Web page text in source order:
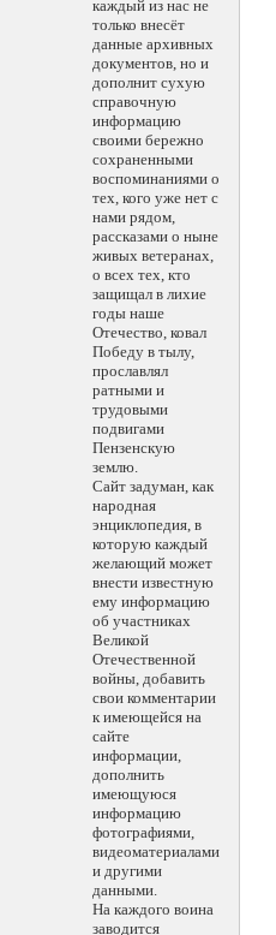
каждый из нас не
только внесёт
данные архивных
документов, но и
дополнит сухую
справочную
информацию
своими бережно
сохраненными
воспоминаниями о
тех, кого уже нет с
нами рядом,
рассказами о ныне
живых ветеранах,
о всех тех, кто
защищал в лихие
годы наше
Отечество, ковал
Победу в тылу,
прославлял
ратными и
трудовыми
подвигами
Пензенскую
землю.
Сайт задуман, как
народная
энциклопедия, в
которую каждый
желающий может
внести известную
ему информацию
об участниках
Великой
Отечественной
войны, добавить
свои комментарии
к имеющейся на
сайте
информации,
дополнить
имеющуюся
информацию
фотографиями,
видеоматериалами
и другими
данными.
На каждого воина
заводится